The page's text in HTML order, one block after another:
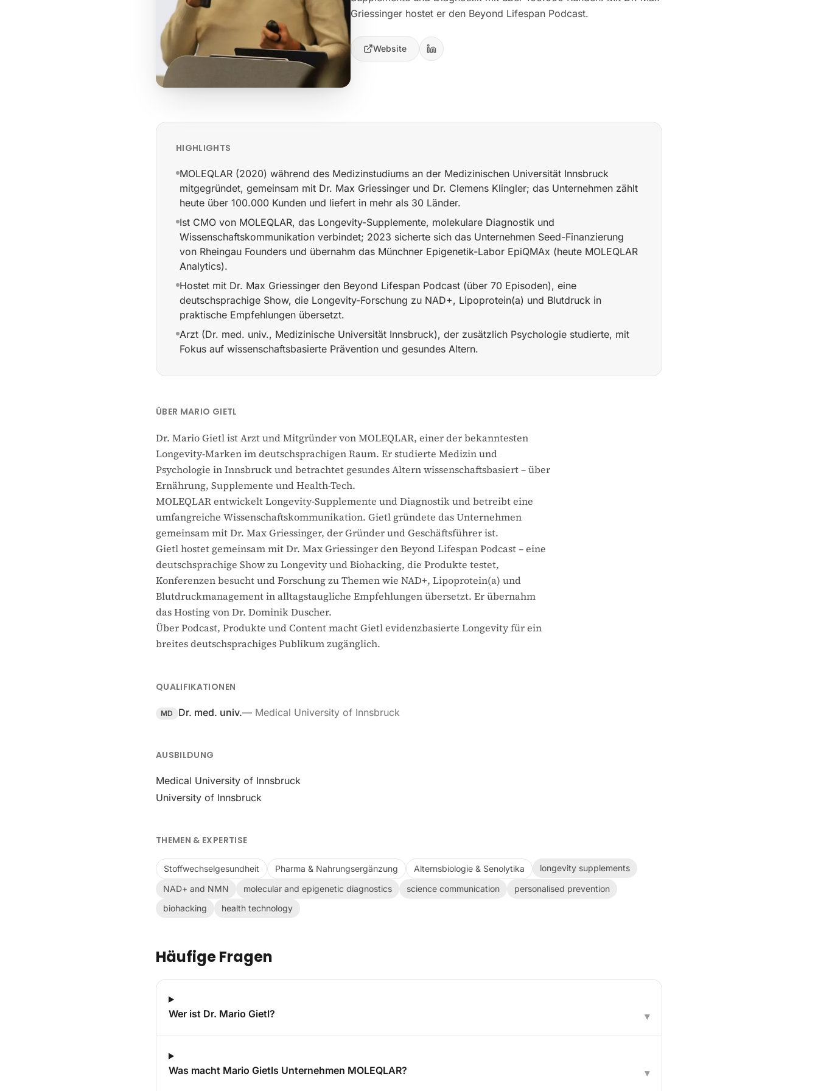
Griessinger hostet er den Beyond Lifespan Podcast.
Website
HIGHLIGHTS
MOLEQLAR (2020) während des Medizinstudiums an der Medizinischen Universität Innsbruck
mitgegründet, gemeinsam mit Dr. Max Griessinger und Dr. Clemens Klingler; das Unternehmen zählt
heute über 100.000 Kunden und liefert in mehr als 30 Länder.
Ist CMO von MOLEQLAR, das Longevity-Supplemente, molekulare Diagnostik und
Wissenschaftskommunikation verbindet; 2023 sicherte sich das Unternehmen Seed-Finanzierung
von Rheingau Founders und übernahm das Münchner Epigenetik-Labor EpiQMAx (heute MOLEQLAR
Analytics).
Hostet mit Dr. Max Griessinger den Beyond Lifespan Podcast (über 70 Episoden), eine
deutschsprachige Show, die Longevity-Forschung zu NAD+, Lipoprotein(a) und Blutdruck in
praktische Empfehlungen übersetzt.
Arzt (Dr. med. univ., Medizinische Universität Innsbruck), der zusätzlich Psychologie studierte, mit
Fokus auf wissenschaftsbasierte Prävention und gesundes Altern.
ÜBER MARIO GIETL
Dr. Mario Gietl ist Arzt und Mitgründer von MOLEQLAR, einer der bekanntesten
Longevity-Marken im deutschsprachigen Raum. Er studierte Medizin und
Psychologie in Innsbruck und betrachtet gesundes Altern wissenschaftsbasiert – über
Ernährung, Supplemente und Health-Tech.
MOLEQLAR entwickelt Longevity-Supplemente und Diagnostik und betreibt eine
umfangreiche Wissenschaftskommunikation. Gietl gründete das Unternehmen
gemeinsam mit Dr. Max Griessinger, der Gründer und Geschäftsführer ist.
Gietl hostet gemeinsam mit Dr. Max Griessinger den Beyond Lifespan Podcast – eine
deutschsprachige Show zu Longevity und Biohacking, die Produkte testet,
Konferenzen besucht und Forschung zu Themen wie NAD+, Lipoprotein(a) und
Blutdruckmanagement in alltagstaugliche Empfehlungen übersetzt. Er übernahm
das Hosting von Dr. Dominik Duscher.
Über Podcast, Produkte und Content macht Gietl evidenzbasierte Longevity für ein
breites deutschsprachiges Publikum zugänglich.
QUALIFIKATIONEN
MD Dr. med. univ.— Medical University of Innsbruck
AUSBILDUNG
Medical University of Innsbruck
University of Innsbruck
THEMEN & EXPERTISE
Stoffwechselgesundheit Pharma & Nahrungsergänzung Alternsbiologie & Senolytika
longevity supplements
NAD+ and NMN
molecular and epigenetic diagnostics science communication
personalised prevention
biohacking
health technology
Häufige Fragen
Wer ist Dr. Mario Gietl? ▾
Was macht Mario Gietls Unternehmen MOLEQLAR? ▾